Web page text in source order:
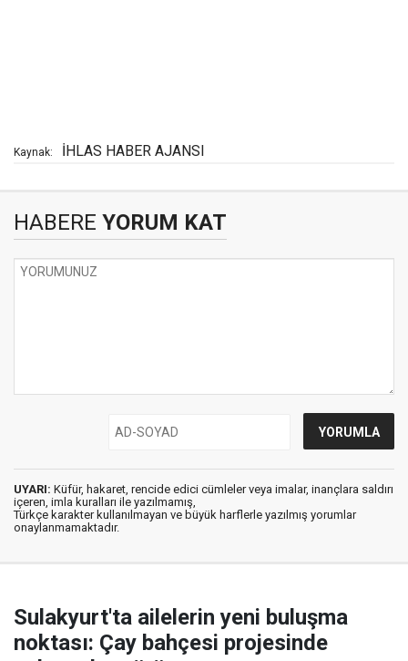
Kaynak: İHLAS HABER AJANSI
HABERE YORUM KAT
UYARI: Küfür, hakaret, rencide edici cümleler veya imalar, inançlara saldırı
içeren, imla kuralları ile yazılmamış,
Türkçe karakter kullanılmayan ve büyük harflerle yazılmış yorumlar
onaylanmamaktadır.
Sulakyurt'ta ailelerin yeni buluşma
noktası: Çay bahçesi projesinde